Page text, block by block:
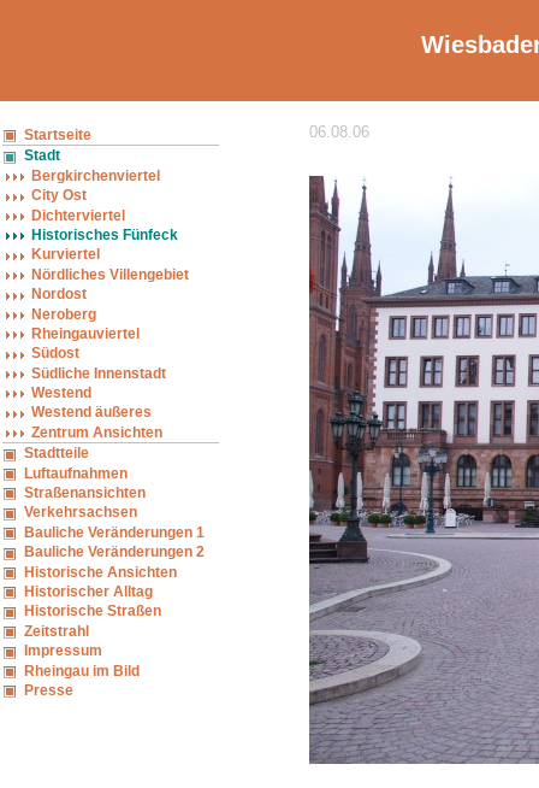
Startseite
Stadt
Bergkirchenviertel
City Ost
Dichterviertel
Historisches Fünfeck
Kurviertel
Nördliches Villengebiet
Nordost
Neroberg
Rheingauviertel
Südost
Südliche Innenstadt
Westend
Westend äußeres
Zentrum Ansichten
Stadtteile
Luftaufnahmen
Straßenansichten
Verkehrsachsen
Bauliche Veränderungen 1
Bauliche Veränderungen 2
Historische Ansichten
Historischer Alltag
Historische Straßen
Zeitstrahl
Impressum
Rheingau im Bild
Presse
06.08.06